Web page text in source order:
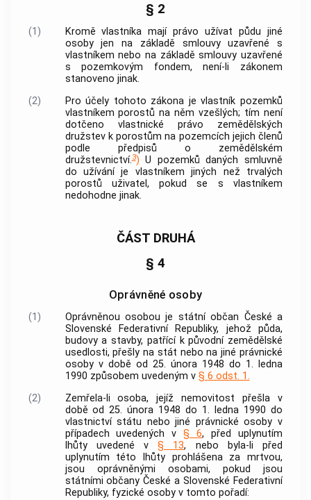
§ 2
(1)
Kromě vlastníka mají právo užívat půdu jiné
osoby jen na základě smlouvy uzavřené s
vlastníkem nebo na základě smlouvy uzavřené
s pozemkovým fondem, není-li zákonem
stanoveno jinak.
(2)
Pro účely tohoto zákona je vlastník pozemků
vlastníkem porostů na něm vzešlých; tím není
dotčeno vlastnické právo zemědělských
družstev k porostům na pozemcích jejich členů
podle předpisů o zemědělském
družstevnictví.3) U pozemků daných smluvně
do užívání je vlastníkem jiných než trvalých
porostů uživatel, pokud se s vlastníkem
nedohodne jinak.
ČÁST DRUHÁ
§ 4
Oprávněné osoby
(1) Oprávněnou osobou je státní občan České a
Slovenské Federativní Republiky, jehož půda,
budovy a stavby, patřící k původní zemědělské
usedlosti, přešly na stát nebo na jiné právnické
osoby v době od 25. února 1948 do 1. ledna
1990 způsobem uvedeným v § 6 odst. 1.
(2)
Zemřela-li osoba, jejížnemovitost přešla v
době od 25. února 1948 do 1. ledna 1990 do
vlastnictví státu nebo jiné právnické osoby v
případech uvedených v§ 6, před uplynutím
lhůty uvedené v§ 13, nebo byla-li před
uplynutím této lhůty prohlášena za mrtvou,
jsou oprávněnými osobami, pokud jsou
státními občany České a Slovenské Federativní
Republiky, fyzické osoby v tomto pořadí: